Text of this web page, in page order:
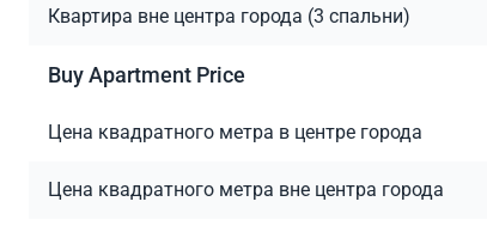
Квартира вне центра города (3 спальни)
Buy Apartment Price
Цена квадратного метра в центре города
Цена квадратного метра вне центра города